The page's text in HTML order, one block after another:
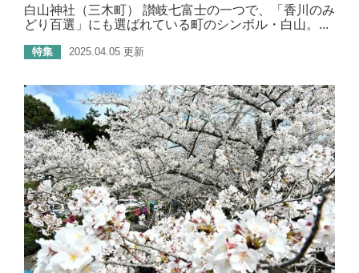
白山神社（三木町） 讃岐七富士の一つで、「香川のみ
どり百選」にも選ばれている町のシンボル・白山。...
特集 2025.04.05 更新